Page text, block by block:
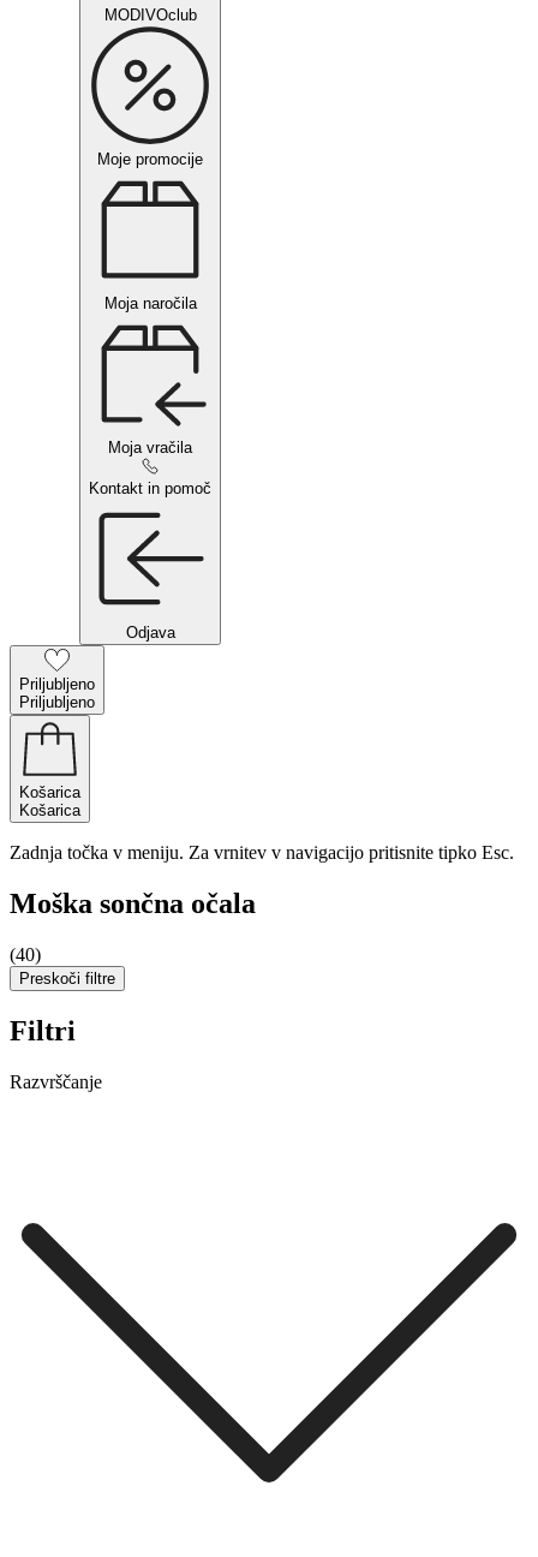
MODIVOclub
Moje promocije
Moja naročila
Moja vračila
Kontakt in pomoč
Odjava
Priljubljeno
Priljubljeno
Košarica
Košarica
Zadnja točka v meniju. Za vrnitev v navigacijo pritisnite tipko Esc.
Moška sončna očala
(40)
Preskoči filtre
Filtri
Razvrščanje